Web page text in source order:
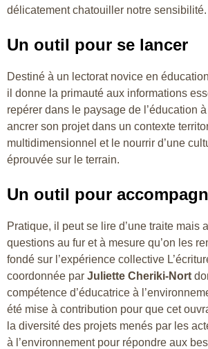
délicatement chatouiller notre sensibilité.
Un outil pour se lancer
Destiné à un lectorat novice en
il donne la primauté aux informations
repérer dans le paysage de l’éducation
ancrer son projet dans un contexte
multidimensionnel et le nourrir d’une
éprouvée sur le terrain.
Un outil pour
Pratique, il peut se lire d’une traite mais
questions au fur et à mesure qu’on les
fondé sur l’expérience collective
coordonnée par Juliette Cheriki-Nort
compétence d’éducatrice à
été mise à contribution pour que cet
la diversité des projets menés par les
à l’environnement pour répondre aux